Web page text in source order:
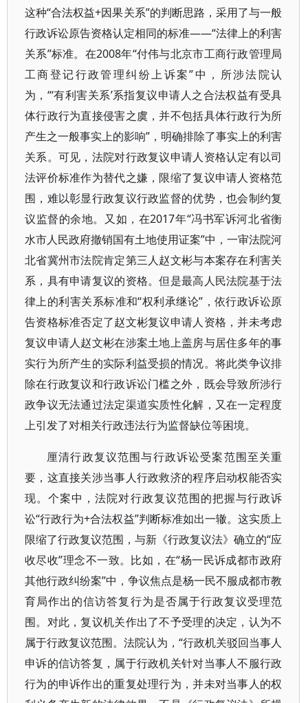
这种“合法权益+因果关系”的判断思路，采用了与一般
行政诉讼原告资格认定相同的标准——“法律上的利害
关系”标准。在2008年“付伟与北京市工商行政管理局
工商登记行政管理纠纷上诉案”中，所涉法院认
为，“‘有利害关系’系指复议申请人之合法权益有受具
体行政行为直接侵害之虞，并不包括具体行政行为所
产生之一般事实上的影响”，明确排除了事实上的利害
关系。可见，法院对行政复议申请人资格认定有以司
法评价标准作为替代之嫌，限缩了复议申请人资格范
围，难以彰显行政复议行政监督的优势，也会制约复
议监督的余地。又如，在2017年“冯书军诉河北省衡
水市人民政府撤销国有土地使用证案”中，一审法院河
北省冀州市法院肯定第三人赵文彬与本案存在利害关
系，具有申请复议的资格。但是最高人民法院基于法
律上的利害关系标准和“权利承继论”，依行政诉讼原
告资格标准否定了赵文彬复议申请人资格，并未考虑
复议申请人赵文彬在涉案土地上盖房与居住多年的事
实行为所产生的实际利益受损的情况。将此类争议排
除在行政复议和行政诉讼门槛之外，既会导致所涉行
政争议无法通过法定渠道实质性化解，又在一定程度
上引发了对相关行政违法行为监督缺位等困境。
厘清行政复议范围与行政诉讼受案范围至关重
要，这直接关涉当事人行政救济的程序启动权能否实
现。个案中，法院对行政复议范围的把握与行政诉
讼“行政行为+合法权益”判断标准如出一辙。这实质上
限缩了行政复议范围，与新《行政复议法》确立的“应
收尽收”理念不一致。比如，在“杨一民诉成都市政府
其他行政纠纷案”中，争议焦点是杨一民不服成都市教
育局作出的信访答复行为是否属于行政复议受理范
围。对此，复议机关作出了不予受理的决定，认为不
属于行政复议范围。法院认为，“行政机关驳回当事人
申诉的信访答复，属于行政机关针对当事人不服行政
行为的申诉作出的重复处理行为，并未对当事人的权